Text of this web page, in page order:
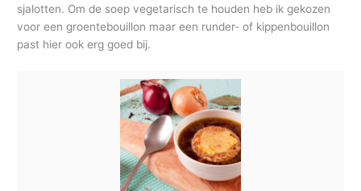
sjalotten. Om de soep vegetarisch te houden heb ik gekozen
voor een groentebouillon maar een runder- of kippenbouillon
past hier ook erg goed bij.